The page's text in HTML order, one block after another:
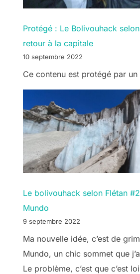
Protégé : Le Bolivouhack
retour à la capitale
10 septembre 2022
Ce contenu est protégé par
Le bolivouhack selon Flétan
Mundo
9 septembre 2022
Ma nouvelle idée, c’est de
Mundo, un chic sommet que
Le problème, c’est que c’est